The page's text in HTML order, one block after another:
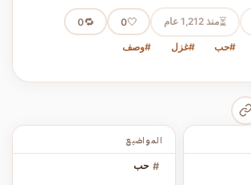
⏳منذ 1,212 عام 🤍
0
🔁
0
#حب #غزل #وصف
المواضيع
# حب